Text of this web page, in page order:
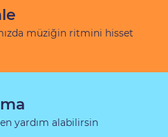
müziğin ritmini hisset
yardım alabilirsin